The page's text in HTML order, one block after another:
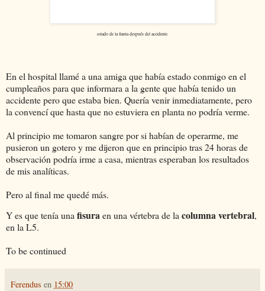
estado de la llanta después del accidente.
En el hospital llamé a una amiga que había estado conmigo en el
cumpleaños para que informara a la gente que había tenido un
accidente pero que estaba bien. Quería venir inmediatamente, pero
la convencí que hasta que no estuviera en planta no podría verme.
Al principio me tomaron sangre por si habían de operarme, me
pusieron un gotero y me dijeron que en principio tras 24 horas de
observación podría irme a casa, mientras esperaban los resultados
de mis analíticas.
Pero al final me quedé más.
Y es que tenía unafisuraen una vértebra de lacolumna vertebral,
en la L5.
To be continued
Ferendus en 15:00